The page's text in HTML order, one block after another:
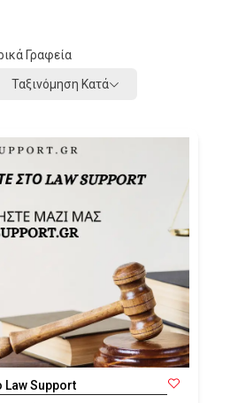
Γραφεία
Ταξινόμηση Κατά
Support